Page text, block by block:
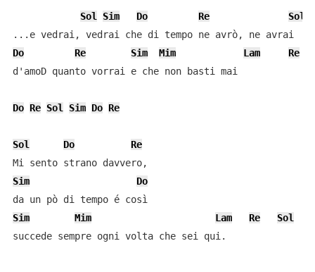
Sol Sim Do Re
Sol
Do
Re Sim Mim Lam
Re
d'amoD quanto vorrai e che non basti mai
Do Re Sol Sim Do Re
Sol Do
Re
Sim
Do
Sim
Mim Lam Re Sol
succede sempre ogni volta che sei qui.